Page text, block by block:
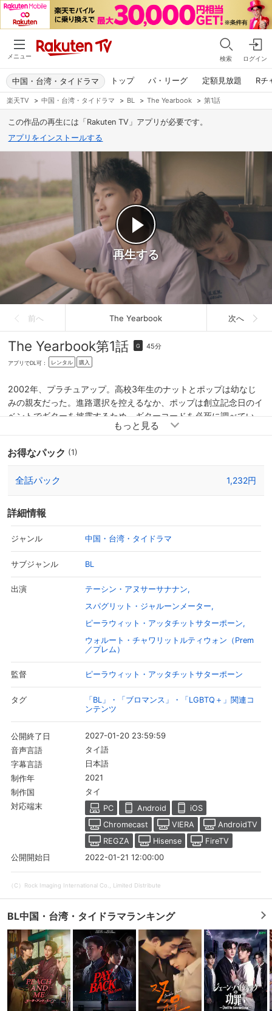
メニュー 検索 ログイン
トップ パ・リーグ 定額見放題 Rチ
中国・台湾・タイドラマ
会員設定 会員情報 閉じる
楽天TV > 中国・台湾・タイドラマ > BL > The Yearbook > 第1話
この作品の再生には「Rakuten TV」アプリが必要です。
アプリをインストールする
再生する
前へ The Yearbook 次へ
The Yearbook第1話 G 45分
アプリでDL可： レンタル 購入
2002年、プラチュアップ。高校3年生のナットとポップは幼なじ
みの親友だった。進路選択を控えるなか、ポップは創立記念日のイ
ベントでギターを披露するため、ギターコードを必死に調べてい
た。ある日の学校帰り、かき氷を食べながらポップからその動機を
からないポップは、ナットの家を訪ねるのだが…。
お得なパック (1)
全話パック 1,232円
詳細情報
ジャンル 中国・台湾・タイドラマ
サブジャンル BL
出演
テーシン・アヌサーサナナン
スパグリット・ジャルーンメーター
ピーラウィット・アッタチットサターポーン
ウォルート・チャワリットルティウォン（Prem
／プレム）
監督 ピーラウィット・アッタチットサターポーン
タグ
「BL」・「ブロマンス」・「LGBTQ＋」関連コ
ンテンツ
公開終了日 2027-01-20 23:59:59
音声言語 タイ語
字幕言語 日本語
制作年 2021
制作国 タイ
対応端末 PC Android
iOS
Chromecast
VIERA
AndroidTV
REGZA
Hisense
FireTV
公開開始日
2022-01-21 12:00:00
（C）Rock Imaging International Co., Limited Distribute
BL中国・台湾・タイドラマランキング